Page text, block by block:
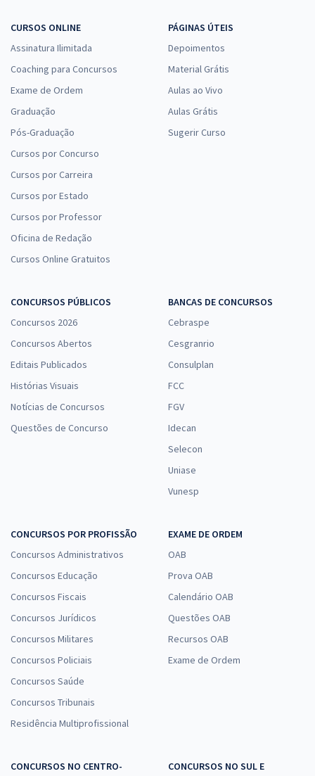
CURSOS ONLINE
Assinatura Ilimitada
Coaching para Concursos
Exame de Ordem
Graduação
Pós-Graduação
Cursos por Concurso
Cursos por Carreira
Cursos por Estado
Cursos por Professor
Oficina de Redação
Cursos Online Gratuitos
PÁGINAS ÚTEIS
Depoimentos
Material Grátis
Aulas ao Vivo
Aulas Grátis
Sugerir Curso
CONCURSOS PÚBLICOS
Concursos 2026
Concursos Abertos
Editais Publicados
Histórias Visuais
Notícias de Concursos
Questões de Concurso
BANCAS DE CONCURSOS
Cebraspe
Cesgranrio
Consulplan
FCC
FGV
Idecan
Selecon
Uniase
Vunesp
CONCURSOS POR PROFISSÃO
Concursos Administrativos
Concursos Educação
Concursos Fiscais
Concursos Jurídicos
Concursos Militares
Concursos Policiais
Concursos Saúde
Concursos Tribunais
Residência Multiprofissional
EXAME DE ORDEM
OAB
Prova OAB
Calendário OAB
Questões OAB
Recursos OAB
Exame de Ordem
CONCURSOS NO CENTRO-
CONCURSOS NO SUL E